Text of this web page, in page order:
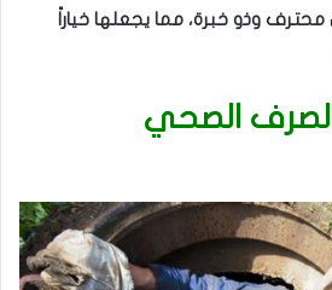
وذو خبرة، مما يجعلها خياراً
الصحي